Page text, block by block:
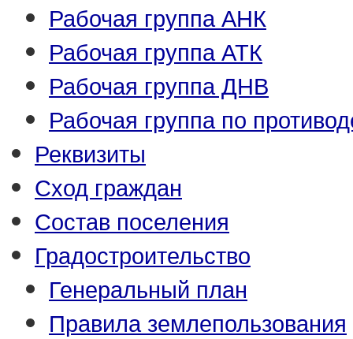
Рабочая группа АНК
Рабочая группа АТК
Рабочая группа ДНВ
Рабочая группа по
Реквизиты
Сход граждан
Состав поселения
Градостроительство
Генеральный план
Правила землепользования